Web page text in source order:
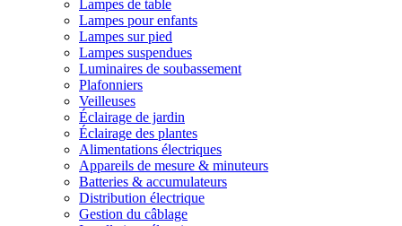
Lampes de table
Lampes pour enfants
Lampes sur pied
Lampes suspendues
Luminaires de soubassement
Plafonniers
Veilleuses
Éclairage de jardin
Éclairage des plantes
Alimentations électriques
Appareils de mesure & minuteurs
Batteries & accumulateurs
Distribution électrique
Gestion du câblage